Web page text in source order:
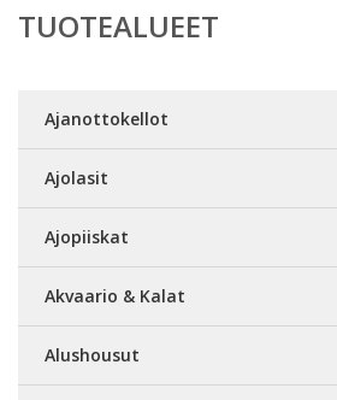
TUOTEALUEET
Ajanottokellot
Ajolasit
Ajopiiskat
Akvaario & Kalat
Alushousut